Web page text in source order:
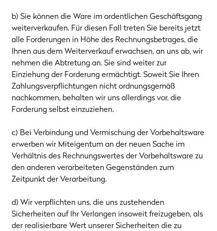
b) Sie können die Ware im ordentlichen Geschäftsgang
weiterverkaufen. Für diesen Fall treten Sie bereits jetzt
alle Forderungen in Höhe des Rechnungsbetrages, die
Ihnen aus dem Weiterverkauf erwachsen, an uns ab, wir
nehmen die Abtretung an. Sie sind weiter zur
Einziehung der Forderung ermächtigt. Soweit Sie Ihren
Zahlungsverpflichtungen nicht ordnungsgemäß
nachkommen, behalten wir uns allerdings vor, die
Forderung selbst einzuziehen.
c) Bei Verbindung und Vermischung der Vorbehaltsware
erwerben wir Miteigentum an der neuen Sache im
Verhältnis des Rechnungswertes der Vorbehaltsware zu
den anderen verarbeiteten Gegenständen zum
Zeitpunkt der Verarbeitung.
d) Wir verpflichten uns, die uns zustehenden
Sicherheiten auf Ihr Verlangen insoweit freizugeben, als
der realisierbare Wert unserer Sicherheiten die zu